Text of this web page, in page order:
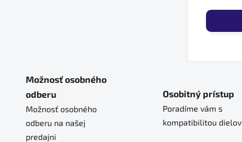
Možnosť osobného
odberu
Možnosť osobného
odberu na našej
predajni
Osobitný prístup
Poradíme vám s
kompatibilitou dielov